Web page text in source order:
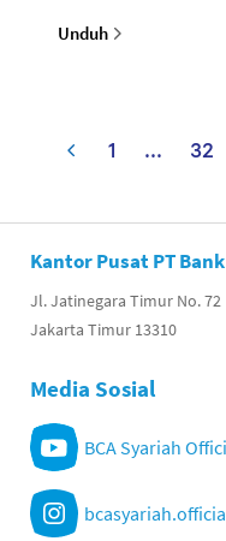
Unduh
1 ... 32
Kantor Pusat PT
Jl. Jatinegara Timur No. 72
Jakarta Timur 13310
Media Sosial
BCA Syariah